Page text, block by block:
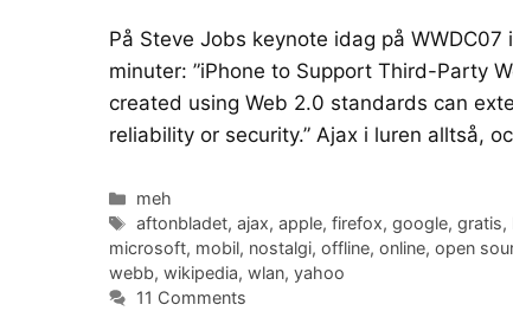
På Steve Jobs keynote idag på
minuter: ”iPhone to Support Third-Party
created using Web 2.0 standards can
reliability or security.” Ajax i luren alltså,
Categories
meh
Tags
aftonbladet,ajax,apple,firefox,google,gratis,
microsoft, mobil, nostalgi, offline, online, open
webb, wikipedia, wlan, yahoo
11 Comments